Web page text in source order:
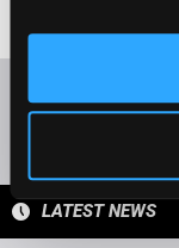
Presence of
LATEST NEWS